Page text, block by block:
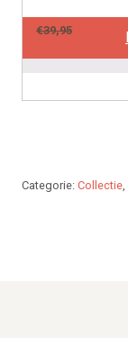
€39,95
variaties.
Deze
kan
Categorie: Collectie,